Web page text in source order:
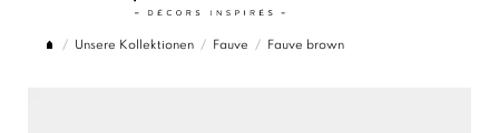
Unsere Kollektionen Fauve Fauve brown